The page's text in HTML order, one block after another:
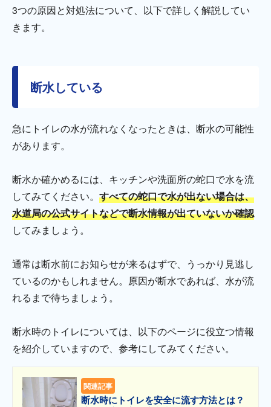
3つの原因と対処法について、以下で詳しく解説してい
きます。
断水している
急にトイレの水が流れなくなったときは、断水の可能性
があります。
断水か確かめるには、キッチンや洗面所の蛇口で水を流
してみてください。 すべての蛇口で水が出ない場合は、
水道局の公式サイトなどで断水情報が出ていないか確認
してみましょう。
通常は断水前にお知らせが来るはずで、うっかり見逃し
ているのかもしれません。原因が断水であれば、水が流
れるまで待ちましょう。
断水時のトイレについては、以下のページに役立つ情報
を紹介していますので、参考にしてみてください。
関連記事
断水時にトイレを安全に流す方法とは？